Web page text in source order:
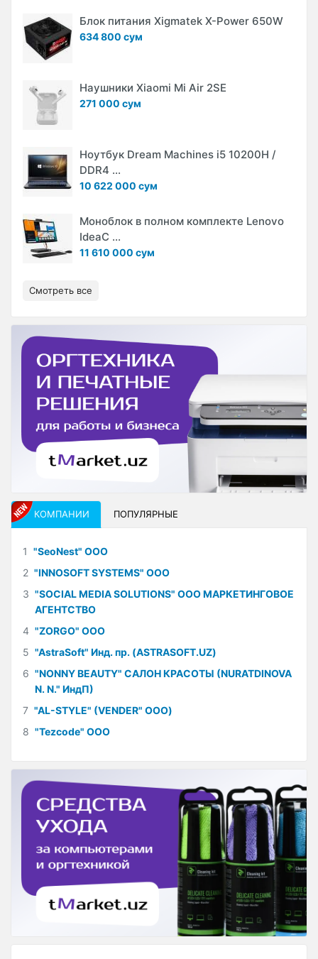
Блок питания Xigmatek X-Power 650W
634 800 сум
Наушники Xiaomi Mi Air 2SE
271 000 сум
Ноутбук Dream Machines i5 10200H /
DDR4 ...
10 622 000 сум
Моноблок в полном комплекте Lenovo
IdeaC ...
11 610 000 сум
Смотреть все
КОМПАНИИ ПОПУЛЯРНЫЕ
1 "SeoNest" ООО
2 "INNOSOFT SYSTEMS" ООО
3 "SOCIAL MEDIA SOLUTIONS" ООО МАРКЕТИНГОВОЕ
АГЕНТСТВО
4 "ZORGO" ООО
5 "AstraSoft" Инд. пр. (ASTRASOFT.UZ)
6 "NONNY BEAUTY" САЛОН КРАСОТЫ (NURATDINOVA
N. N." ИндП)
7 "AL-STYLE" (VENDER" ООО)
8 "Tezcode" ООО